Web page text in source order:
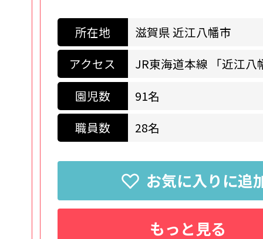
所在地
大阪府 吹田市
アクセス
大阪メトロ御堂筋線 「
園児数
240名
職員数
45名
お気に入りに追
もっと見る